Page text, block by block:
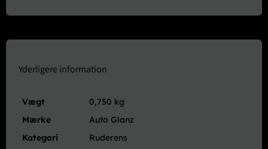
Yderligere information
Vægt
0,750 kg
Mærke
Auto Glanz
Kategori
Ruderens